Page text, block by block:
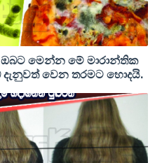
මෙන්න මේ මාරාන්තික
දැනුවත් වෙන තරමට හොදයි.